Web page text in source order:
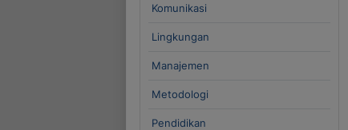
Komunikasi
Lingkungan
Manajemen
Metodologi
Pendidikan